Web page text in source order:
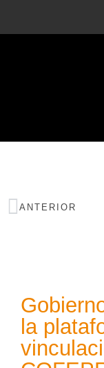
ANTERIOR
la